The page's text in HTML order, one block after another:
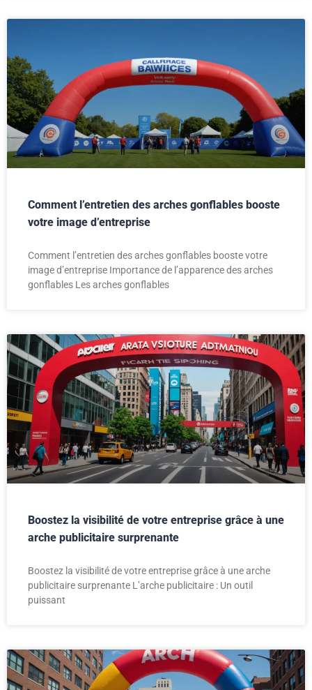
Comment l’entretien des arches gonflables booste
votre image d’entreprise
Comment l’entretien des arches gonflables booste votre
image d’entreprise Importance de l’apparence des arches
gonflables Les arches gonflables
Boostez la visibilité de votre entreprise grâce à une
arche publicitaire surprenante
Boostez la visibilité de votre entreprise grâce à une arche
publicitaire surprenante L’arche publicitaire : Un outil
puissant